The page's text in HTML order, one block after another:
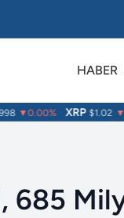
HABER
▼0.00% XRP $1.02
685